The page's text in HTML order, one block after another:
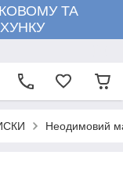
ТА
Неодимовий